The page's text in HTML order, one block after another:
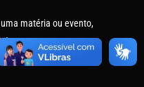
matéria ou evento,